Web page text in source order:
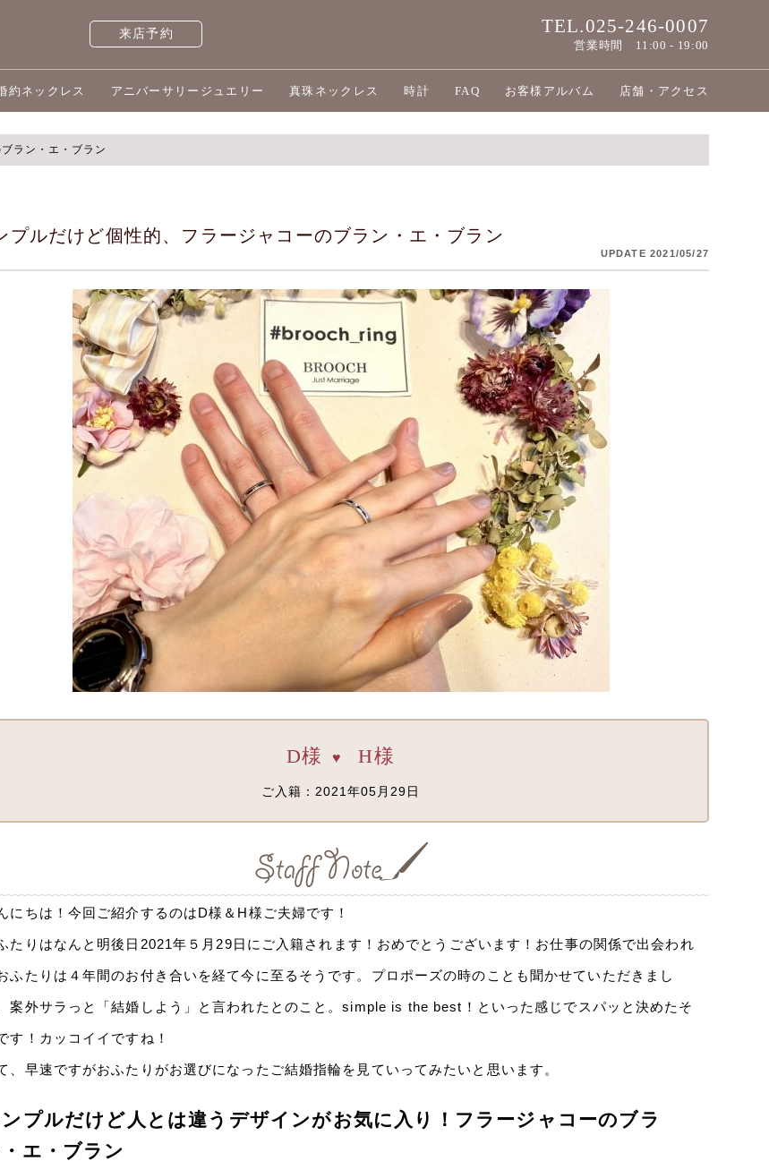
来店予約 TEL.025-246-0007
営業時間 11:00 - 19:00
約ネックレス アニバーサリージュエリー 真珠ネックレス 時計 FAQ お客様アルバム 店舗・アクセス
ラン・エ・ブラン
プルだけど個性的、フラージャコーのブラン・エ・ブラン
UPDATE 2021/05/27
D様 ♥ H様
ご入籍：2021年05月29日
にちは！今回ご紹介するのはD様＆H様ご夫婦です！
たりはなんと明後日2021年５月29日にご入籍されます！おめでとうございます！お仕事の関係で出会われ
ふたりは４年間のお付き合いを経て今に至るそうです。プロポーズの時のことも聞かせていただきまし
案外サラっと「結婚しよう」と言われたとのこと。simple is the best！といった感じでスパッと決めたそ
す！カッコイイですね！
、早速ですがおふたりがお選びになったご結婚指輪を見ていってみたいと思います。
プルだけど人とは違うデザインがお気に入り！フラージャコーのブラ
エ・ブラン